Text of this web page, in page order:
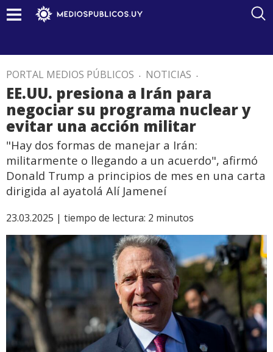
PORTAL MEDIOS PÚBLICOS . NOTICIAS .
EE.UU. presiona a Irán para
negociar su programa nuclear y
evitar una acción militar
"Hay dos formas de manejar a Irán:
militarmente o llegando a un acuerdo", afirmó
Donald Trump a principios de mes en una carta
dirigida al ayatolá Alí Jameneí
23.03.2025 | tiempo de lectura: 2 minutos